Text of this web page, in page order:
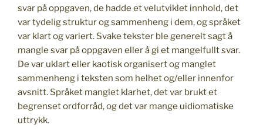
svar på oppgaven, de hadde et velutviklet innhold, det
var tydelig struktur og sammenheng i dem, og språket
var klart og variert. Svake tekster ble generelt sagt å
mangle svar på oppgaven eller å gi et mangelfullt svar.
De var uklart eller kaotisk organisert og manglet
sammenheng i teksten som helhet og/eller innenfor
avsnitt. Språket manglet klarhet, det var brukt et
begrenset ordforråd, og det var mange uidiomatiske
uttrykk.